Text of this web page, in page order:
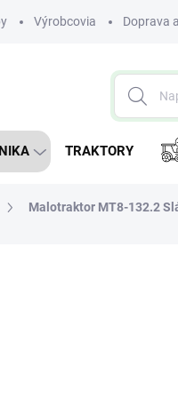
Výrobcovia Doprava
TRAKTORY
Malotraktor MT8-132.2